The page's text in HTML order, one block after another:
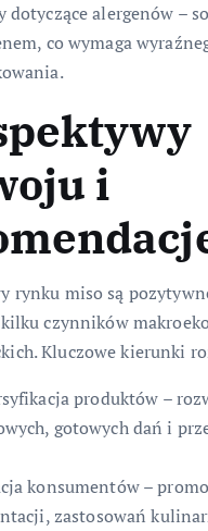
dotyczące alergenów –
co wymaga
i
rynku miso są
czynników
Kluczowe kierunki
produktów –
gotowych dań i
konsumentów –
zastosowań